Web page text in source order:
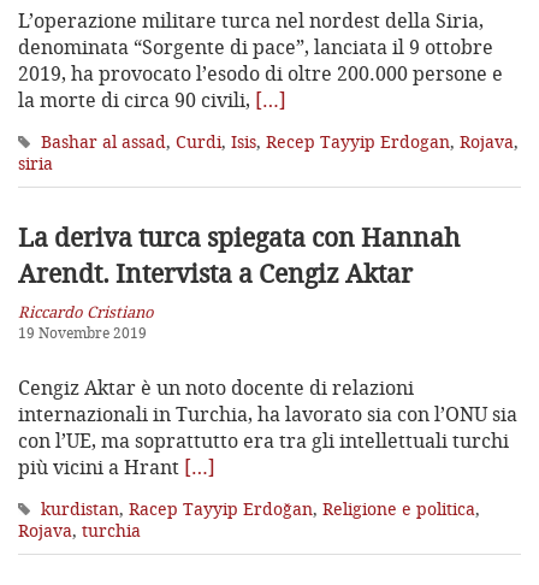
L’operazione militare turca nel nordest della Siria,
denominata “Sorgente di pace”, lanciata il 9 ottobre
2019, ha provocato l’esodo di oltre 200.000 persone e
la morte di circa 90 civili, […]
Bashar al assad, Curdi, Isis, Recep Tayyip Erdogan, Rojava,
siria
La deriva turca spiegata con Hannah
Arendt. Intervista a Cengiz Aktar
Riccardo Cristiano
19 Novembre 2019
Cengiz Aktar è un noto docente di relazioni
internazionali in Turchia, ha lavorato sia con l’ONU sia
con l’UE, ma soprattutto era tra gli intellettuali turchi
più vicini a Hrant […]
kurdistan, Racep Tayyip Erdoğan, Religione e politica,
Rojava, turchia